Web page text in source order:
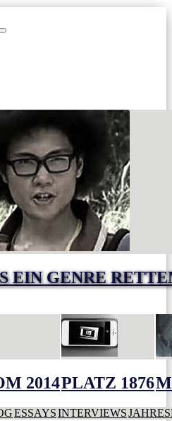
EIN GENRE
2014PLATZ 1876
ESSAYSINTERVIEWS